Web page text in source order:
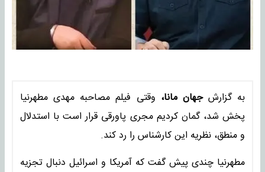
به گزارش جهان مانا، وقتی فیلم مصاحبه مهدی مطهرنیا
پخش شد، گمان کردیم مجری پاورقی قرار است با استدلال
و منطق، نظریه این کارشناس را رد کند.
مطهرنیا چندی پیش گفت که آمریکا و اسرائیل دنبال تجزیه